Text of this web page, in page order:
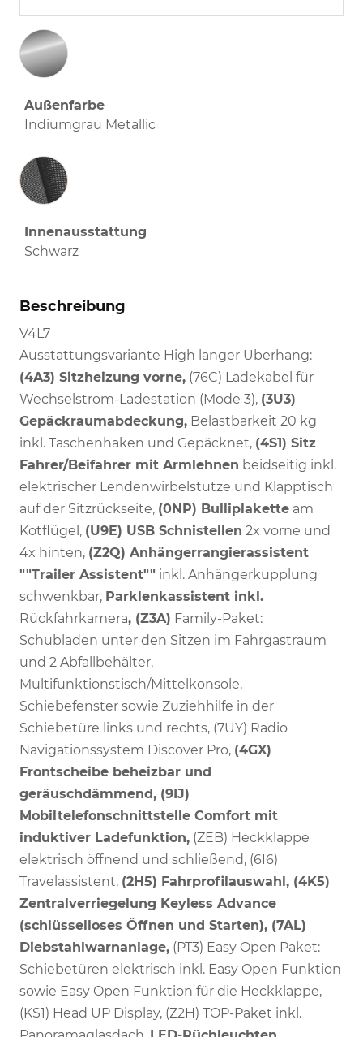
Außenfarbe
Indiumgrau Metallic
Innenausstattung
Innenausstattung
Schwarz
Beschreibung
V4L7
Ausstattungsvariante High langer Überhang:
(4A3) Sitzheizung vorne, (76C) Ladekabel für
Wechselstrom-Ladestation (Mode 3), (3U3)
Gepäckraumabdeckung, Belastbarkeit 20 kg
inkl. Taschenhaken und Gepäcknet, (4S1) Sitz
Fahrer/Beifahrer mit Armlehnen beidseitig inkl.
elektrischer Lendenwirbelstütze und Klapptisch
auf der Sitzrückseite, (0NP) Bulliplakette am
Kotflügel, (U9E) USB Schnistellen 2x vorne und
4x hinten, (Z2Q) Anhängerrangierassistent
""Trailer Assistent"" inkl. Anhängerkupplung
schwenkbar, Parklenkassistent inkl.
Rückfahrkamera, (Z3A) Family-Paket:
Schubladen unter den Sitzen im Fahrgastraum
und 2 Abfallbehälter,
Multifunktionstisch/Mittelkonsole,
Schiebefenster sowie Zuziehhilfe in der
Schiebetüre links und rechts, (7UY) Radio
Navigationssystem Discover Pro, (4GX)
Frontscheibe beheizbar und
geräuschdämmend, (9IJ)
Mobiltelefonschnittstelle Comfort mit
induktiver Ladefunktion, (ZEB) Heckklappe
elektrisch öffnend und schließend, (6I6)
Travelassistent, (2H5) Fahrprofilauswahl, (4K5)
Zentralverriegelung Keyless Advance
(schlüsselloses Öffnen und Starten), (7AL)
Diebstahlwarnanlage, (PT3) Easy Open Paket:
Schiebetüren elektrisch inkl. Easy Open Funktion
sowie Easy Open Funktion für die Heckklappe,
(KS1) Head UP Display, (Z2H) TOP-Paket inkl.